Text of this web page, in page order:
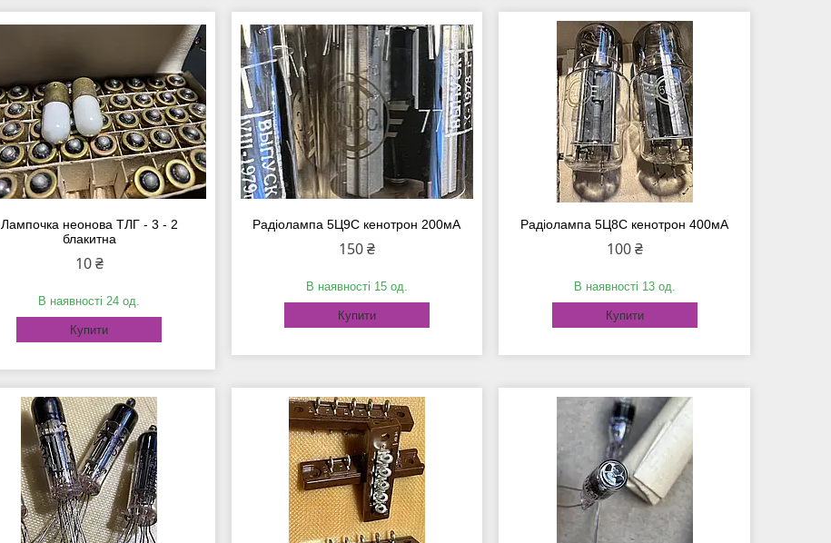
Лампочка неонова ТЛГ - 3 - 2
блакитна
10 ₴
В наявності 24 од.
Купити
Радіолампа 5Ц9С кенотрон 200мА
150 ₴
В наявності 15 од.
Купити
Радіолампа 5Ц8С кенотрон 400мА
100 ₴
В наявності 13 од.
Купити